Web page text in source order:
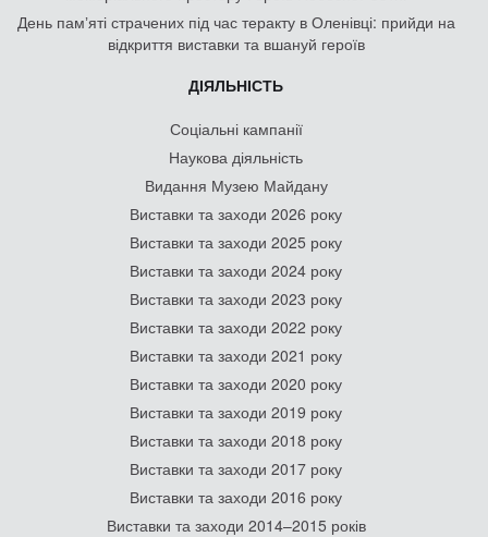
День памʼяті страчених під час теракту в Оленівці: прийди на
відкриття виставки та вшануй героїв
ДІЯЛЬНІСТЬ
Соціальні кампанії
Наукова діяльність
Видання Музею Майдану
Виставки та заходи 2026 року
Виставки та заходи 2025 року
Виставки та заходи 2024 року
Виставки та заходи 2023 року
Виставки та заходи 2022 року
Виставки та заходи 2021 року
Виставки та заходи 2020 року
Виставки та заходи 2019 року
Виставки та заходи 2018 року
Виставки та заходи 2017 року
Виставки та заходи 2016 року
Виставки та заходи 2014–2015 років